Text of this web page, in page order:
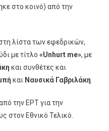
στο κοινό) από την
λίστα των εφεδρικών,
με τίτλο «Unhurt me», με
και συνθέτες και
και Ναυσικά Γαβριλάκη.
την ΕΡΤ για την
στον Εθνικό Τελικό.